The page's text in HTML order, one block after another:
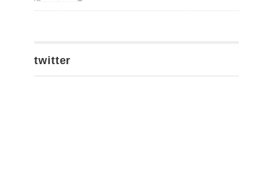
twitter